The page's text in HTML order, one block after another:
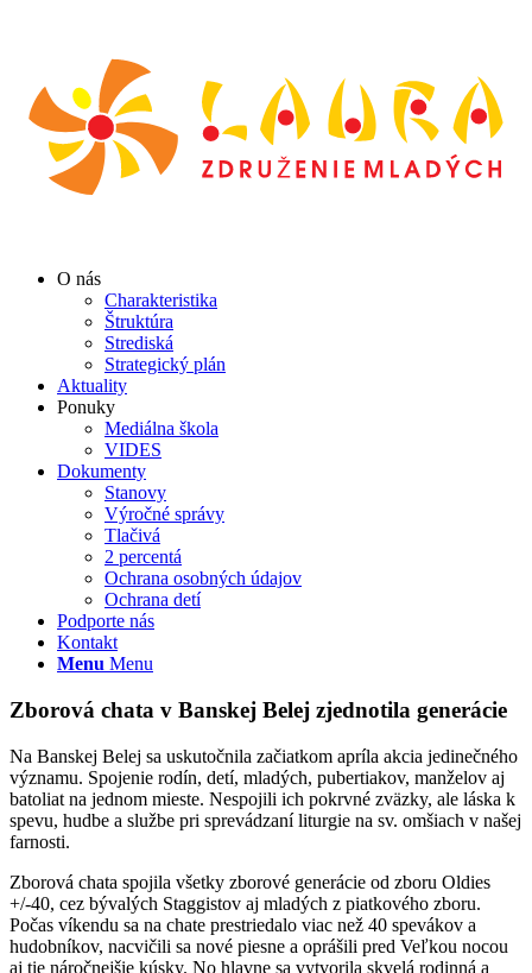
O nás
Charakteristika
Štruktúra
Strediská
Strategický plán
Aktuality
Ponuky
Mediálna škola
VIDES
Dokumenty
Stanovy
Výročné správy
Tlačivá
2 percentá
Ochrana osobných údajov
Ochrana detí
Podporte nás
Kontakt
Menu Menu
Zborová chata v Banskej Belej zjednotila generácie
Na Banskej Belej sa uskutočnila začiatkom apríla akcia jedinečného
významu. Spojenie rodín, detí, mladých, pubertiakov, manželov aj
batoliat na jednom mieste. Nespojili ich pokrvné zväzky, ale láska k
spevu, hudbe a službe pri sprevádzaní liturgie na sv. omšiach v našej
farnosti.
Zborová chata spojila všetky zborové generácie od zboru Oldies
+/-40, cez bývalých Staggistov aj mladých z piatkového zboru.
Počas víkendu sa na chate prestriedalo viac než 40 spevákov a
hudobníkov, nacvičili sa nové piesne a oprášili pred Veľkou nocou
aj tie náročnejšie kúsky. No hlavne sa vytvorila skvelá rodinná a